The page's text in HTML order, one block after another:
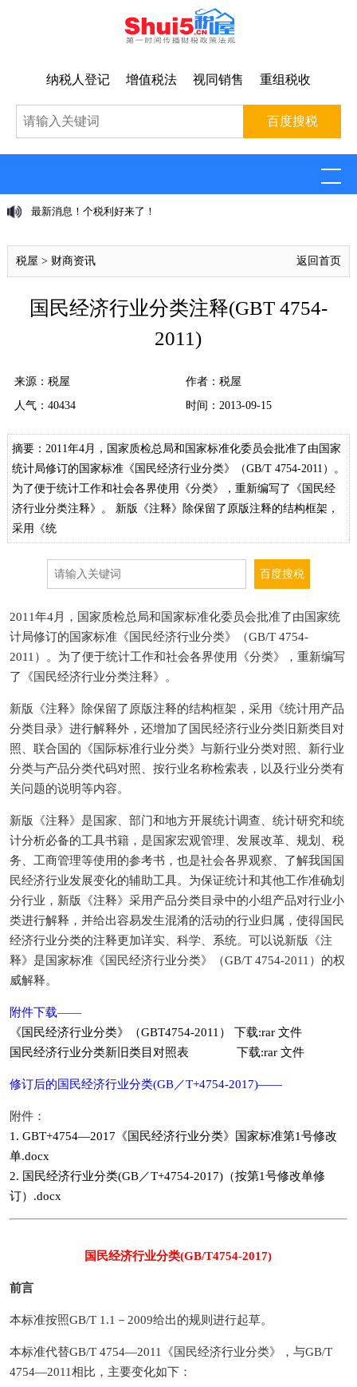
纳税人登记 增值税法 视同销售 重组税收
最新消息！个税利好来了！
税屋 > 财商资讯 返回首页
国民经济行业分类注释(GBT 4754-
2011)
来源：税屋
作者：税屋
人气： 40434 时间：2013-09-15
摘要：2011年4月，国家质检总局和国家标准化委员会批准了由国家
统计局修订的国家标准《国民经济行业分类》（GB/T 4754-2011）。
为了便于统计工作和社会各界使用《分类》，重新编写了《国民经
济行业分类注释》。 新版《注释》除保留了原版注释的结构框架，
采用《统
2011年4月，国家质检总局和国家标准化委员会批准了由国家统
计局修订的国家标准《国民经济行业分类》（GB/T 4754-
2011）。为了便于统计工作和社会各界使用《分类》，重新编写
了《国民经济行业分类注释》。
新版《注释》除保留了原版注释的结构框架，采用《统计用产品
分类目录》进行解释外，还增加了国民经济行业分类旧新类目对
照、联合国的《国际标准行业分类》与新行业分类对照、新行业
分类与产品分类代码对照、按行业名称检索表，以及行业分类有
关问题的说明等内容。
新版《注释》是国家、部门和地方开展统计调查、统计研究和统
计分析必备的工具书籍，是国家宏观管理、发展改革、规划、税
务、工商管理等使用的参考书，也是社会各界观察、了解我国国
民经济行业发展变化的辅助工具。为保证统计和其他工作准确划
分行业，新版《注释》采用产品分类目录中的小组产品对行业小
类进行解释，并给出容易发生混淆的活动的行业归属，使得国民
经济行业分类的注释更加详实、科学、系统。可以说新版《注
释》是国家标准《国民经济行业分类》（GB/T 4754-2011）的权
威解释。
附件下载——
《国民经济行业分类》（GBT4754-2011）
下载:rar 文件
国民经济行业分类新旧类目对照表 下载:rar 文件
修订后的国民经济行业分类(GB／T+4754-2017)——
附件：
1. GBT+4754—2017《国民经济行业分类》国家标准第1号修改
单.docx
2. 国民经济行业分类(GB／T+4754-2017)（按第1号修改单修
订）.docx
国民经济行业分类(GB/T4754-2017)
前言
本标准按照GB/T 1.1－2009给出的规则进行起草。
本标准代替GB/T 4754—2011《国民经济行业分类》，与GB/T
4754—2011相比，主要变化如下：